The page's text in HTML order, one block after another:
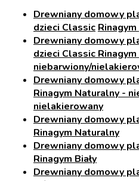
Drewniany domowy
dzieci Classic Rinagym
Drewniany domowy
dzieci Classic Rinagym
niebarwiony/
Drewniany domowy
Rinagym Naturalny -
nielakierowany
Drewniany domowy
Rinagym Naturalny
Drewniany domowy
Rinagym Biały
Drewniany domowy